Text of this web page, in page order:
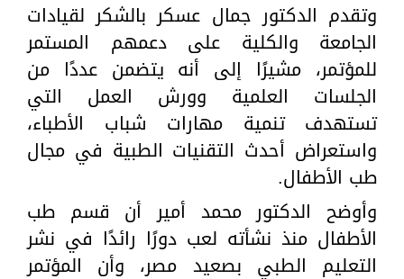
وتقدم الدكتور جمال عسكر بالشكر لقيادات
الجامعة والكلية على دعمهم المستمر
للمؤتمر، مشيرًا إلى أنه يتضمن عددًا من
الجلسات العلمية وورش العمل التي
تستهدف تنمية مهارات شباب الأطباء،
واستعراض أحدث التقنيات الطبية في مجال
طب الأطفال.
وأوضح الدكتور محمد أمير أن قسم طب
الأطفال منذ نشأته لعب دورًا رائدًا في نشر
التعليم الطبي بصعيد مصر، وأن المؤتمر